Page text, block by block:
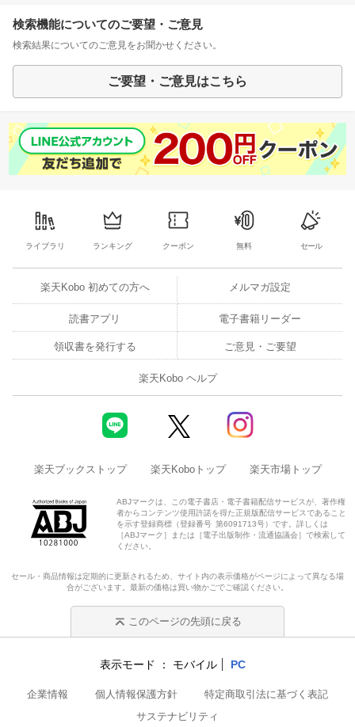
検索機能についてのご要望・ご意見
検索結果についてのご意見をお聞かせください。
ご要望・ご意見はこちら
ライブラリ ランキング クーポン 無料 セール
楽天Kobo 初めての方へ メルマガ設定
読書アプリ 電子書籍リーダー
領収書を発行する ご意見・ご要望
楽天Kobo ヘルプ
楽天ブックストップ 楽天Koboトップ 楽天市場トップ
ABJマークは、この電子書店・電子書籍配信サービスが、著作権
者からコンテンツ使用許諾を得た正規版配信サービスであること
を示す登録商標（登録番号 第6091713号）です。詳しくは
［ABJマーク］または［電子出版制作・流通協議会］で検索して
ください。
セール・商品情報は定期的に更新されるため、サイト内の表示価格がページによって異なる場
合がございます。最新の価格は買い物かごでご確認ください。
このページの先頭に戻る
表示モード モバイル PC
企業情報 個人情報保護方針
特定商取引法に基づく表記
サステナビリティ